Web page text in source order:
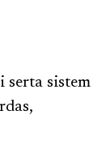
serta sistem